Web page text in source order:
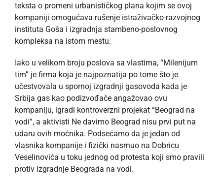
teksta o promeni urbanističkog plana kojim se ovoj
kompaniji omogućava rušenje istraživačko-razvojnog
instituta Goša i izgradnja stambeno-poslovnog
kompleksa na istom mestu.
Iako u velikom broju poslova sa vlastima, “Milenijum
tim” je firma koja je najpoznatija po tome što je
učestvovala u spornoj izgradnji gasovoda kada je
Srbija gas kao podizvođače angažovao ovu
kompaniju, igradi kontroverzni projekat “Beograd na
vodi”, a aktivisti Ne davimo Beograd nisu prvi put na
udaru ovih moćnika. Podsećamo da je jedan od
vlasnika kompanije i fizički nasrnuo na Dobricu
Veselinovića u toku jednog od protesta koji smo pravili
protiv izgradnje Beograda na vodi.